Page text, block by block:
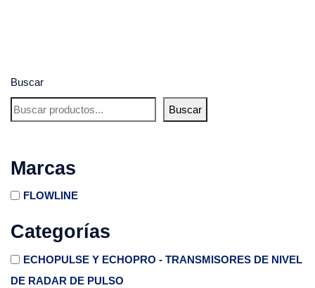
Buscar
Buscar
Marcas
FLOWLINE
Categorías
ECHOPULSE Y ECHOPRO - TRANSMISORES DE NIVEL
DE RADAR DE PULSO